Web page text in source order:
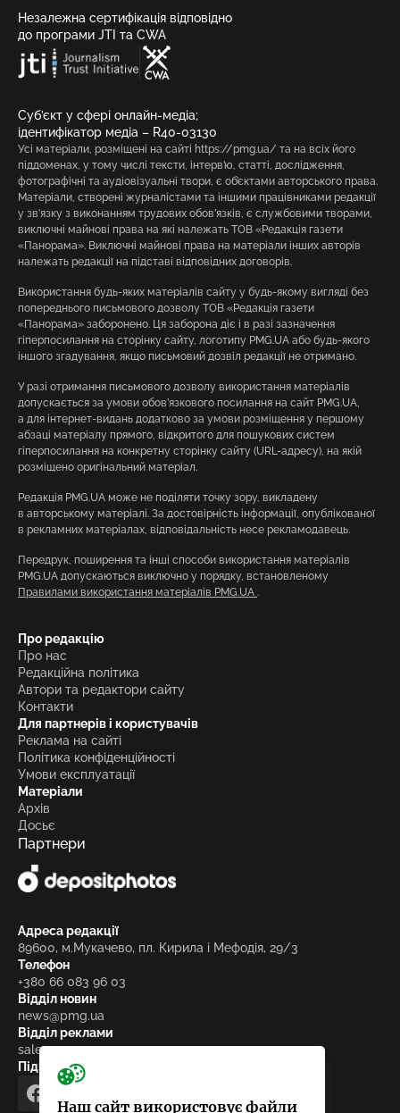
Незалежна сертифікація відповідно
до програми JTI та CWA
Суб’єкт у сфері онлайн-медіа;
ідентифікатор медіа – R40-03130
Усі матеріали, розміщені на сайті https://pmg.ua/ та на всіх його
піддоменах, у тому числі тексти, інтерв’ю, статті, дослідження,
фотографічні та аудіовізуальні твори, є об’єктами авторського права.
Матеріали, створені журналістами та іншими працівниками редакції
у зв’язку з виконанням трудових обов’язків, є службовими творами,
виключні майнові права на які належать ТОВ «Редакція газети
«Панорама». Виключні майнові права на матеріали інших авторів
належать редакції на підставі відповідних договорів.
Використання будь-яких матеріалів сайту у будь-якому вигляді без
попереднього письмового дозволу ТОВ «Редакція газети
«Панорама» заборонено. Ця заборона діє і в разі зазначення
гіперпосилання на сторінку сайту, логотипу PMG.UA або будь-якого
іншого згадування, якщо письмовий дозвіл редакції не отримано.
У разі отримання письмового дозволу використання матеріалів
допускається за умови обов’язкового посилання на сайт PMG.UA,
а для інтернет-видань додатково за умови розміщення у першому
абзаці матеріалу прямого, відкритого для пошукових систем
гіперпосилання на конкретну сторінку сайту (URL-адресу), на якій
розміщено оригінальний матеріал.
Редакція PMG.UA може не поділяти точку зору, викладену
в авторському матеріалі. За достовірність інформації, опублікованої
в рекламних матеріалах, відповідальність несе рекламодавець.
Передрук, поширення та інші способи використання матеріалів
PMG.UA допускаються виключно у порядку, встановленому
Правилами використання матеріалів PMG.UA .
Про редакцію
Про нас
Редакційна політика
Автори та редактори сайту
Контакти
Для партнерів і користувачів
Реклама на сайті
Політика конфіденційності
Умови експлуатації
Матеріали
Архів
Досьє
Партнери
Адреса редакції
89600, м.Мукачево, пл. Кирила і Мефодія, 29/3
Телефон
+380 66 083 96 03
Відділ новин
news@pmg.ua
Відділ реклами
sales@pmg.ua
Підписуйтесь на нас у соціальних мережах
facebooktelegram
Наш сайт використовує файли